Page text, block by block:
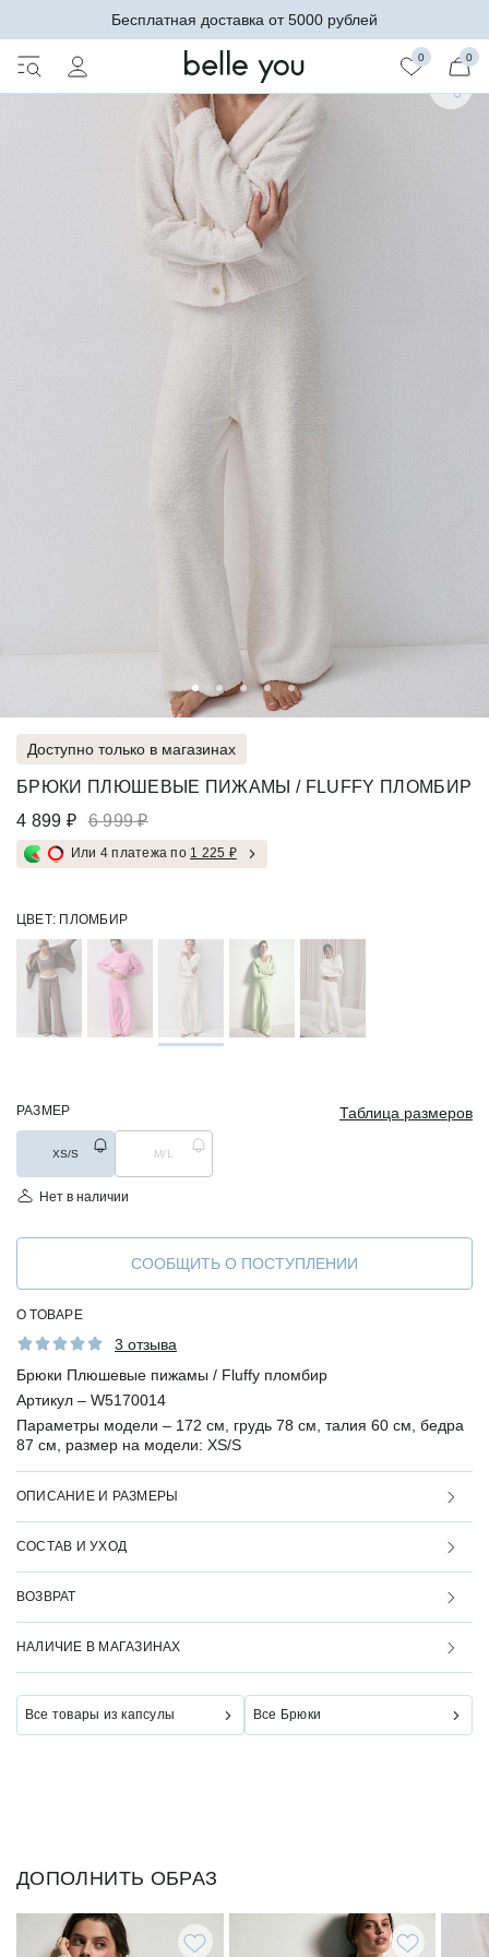
Бесплатная доставка от 5000 рублей
0 0
Доступно только в магазинах
БРЮКИ ПЛЮШЕВЫЕ ПИЖАМЫ / FLUFFY ПЛОМБИР
4 899 ₽
6 999 ₽
Или 4 платежа по 1 225 ₽
ЦВЕТ: ПЛОМБИР
РАЗМЕР Таблица размеров
XS/S M/L
Нет в наличии
СООБЩИТЬ О ПОСТУПЛЕНИИ
О ТОВАРЕ
3 отзыва
Брюки Плюшевые пижамы / Fluffy пломбир
Артикул – W5170014
Параметры модели – 172 см, грудь 78 см, талия 60 см, бедра
87 см, размер на модели: XS/S
ОПИСАНИЕ И РАЗМЕРЫ
СОСТАВ И УХОД
ВОЗВРАТ
НАЛИЧИЕ В МАГАЗИНАХ
Все товары из капсулы Все Брюки
ДОПОЛНИТЬ ОБРАЗ